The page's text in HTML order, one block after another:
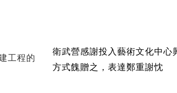
請
對
工程的
享有權益
衛武營感謝投入藝術文化中心
方式餽贈之，表達鄭重謝忱